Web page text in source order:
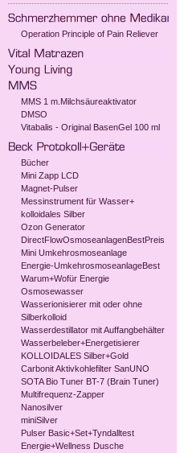
Operation Principle of Pain Reliever
MMS 1 m.Milchsäureaktivator
DMSO
Vitabalis - Original BasenGel 100 ml
Bücher
Mini Zapp LCD
Magnet-Pulser
Messinstrument für Wasser+
kolloidales Silber
Ozon Generator
DirectFlowOsmoseanlagenBestPreis
Mini Umkehrosmoseanlage
Energie-UmkehrosmoseanlageBest
Warum+Wofür Energie
Osmosewasser
Wasserionisierer mit oder ohne
Silberkolloid
Wasserdestillator mit Auffangbehälter
Wasserbeleber+Energetisierer
KOLLOIDALES Silber+Gold
Carbonit Aktivkohlefilter SanUNO
SOTA Bio Tuner BT-7 (Brain Tuner)
Multifrequenz-Zapper
Nanosilver
miniSilver
Pulser Basic+Set+Tyndalltest
Energie+Wellness Dusche